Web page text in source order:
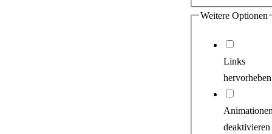
Weitere Optionen
Links
hervorheben
deaktivieren